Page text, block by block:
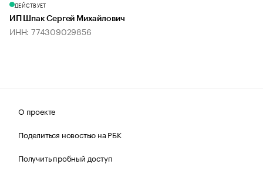
ДЕЙСТВУЕТ
ИП Шпак Сергей Михайлович
ИНН: 774309029856
О проекте
Поделиться новостью на РБК
Получить пробный доступ